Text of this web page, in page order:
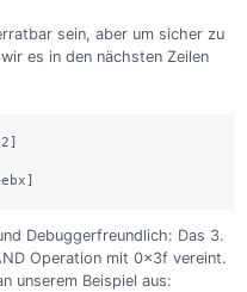
sein, aber um sicher zu
es in den nächsten Zeilen
Debuggerfreundlich: Das 3.
Operation mit 0x3f vereint.
unserem Beispiel aus: